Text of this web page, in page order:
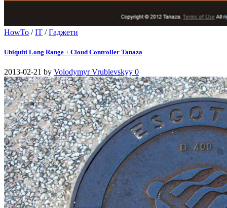
HowTo /IT /Гаджети
Ubiquiti Long Range + Cloud Controller Tanaza
2013-02-21 by Volodymyr Vrublevskyy 0